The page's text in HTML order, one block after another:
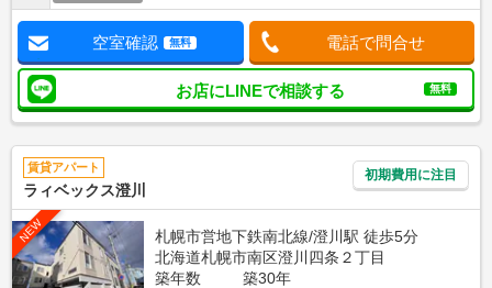
空室確認 無料 電話で問合せ
お店にLINEで相談する 無料
賃貸アパート
ラィベックス澄川
初期費用に注目
NEW
札幌市営地下鉄南北線/澄川駅 徒歩5分
北海道札幌市南区澄川四条２丁目
築年数
築30年